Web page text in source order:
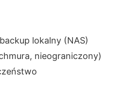
lokalny (NAS)
nieograniczony)